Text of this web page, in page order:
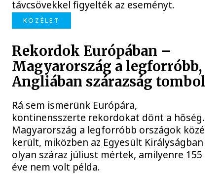
távcsövekkel figyelték az eseményt.
KÖZÉLET
Rekordok Európában –
Magyarország a legforróbb,
Angliában szárazság tombol
Rá sem ismerünk Európára,
kontinensszerte rekordokat dönt a hőség.
Magyarország a legforróbb országok közé
került, miközben az Egyesült Királyságban
olyan száraz júliust mértek, amilyenre 155
éve nem volt példa.